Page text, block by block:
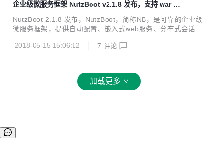
决jdk10上可能报错的问题 update: 更新druid等依赖的版本 b
y howe
企业级微服务框架 NutzBoot v2.1.8 发布，支持 war 打
包
NutzBoot 2.1.8 发布，NutzBoot，简称NB，是可靠的企业级
微服务框架，提供自动配置、嵌入式web服务、分布式会话、
sue 36, Web服务类应共享一个超类 add: issue 60, Tomcat
jetty.port等端口统统支持随机设置,设置为0即可 add: tomcat
线程池设置 add: 配置手册总表 add: 支...
2018-05-15 15:06:12 7 评论
加载更多